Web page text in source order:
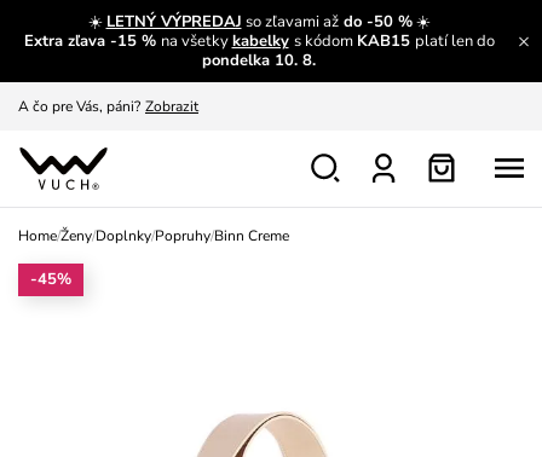
☀️ LETNÝ VÝPREDAJ so zľavami aždo -50 %☀️
Extra zľava -15 % na všetkykabelky s kódom KAB15 platí len do
pondelka 10. 8.
Prečítať viac
A čo pre Vás, páni? Zobrazit
S čím chybu neurobíš?
Nech sa inšpirovať Zobraziť
Home/Ženy/Doplnky/Popruhy/Binn Creme
-45%